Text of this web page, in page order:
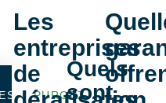
PURGEZ
Les
entreprises
de
Quels
sont